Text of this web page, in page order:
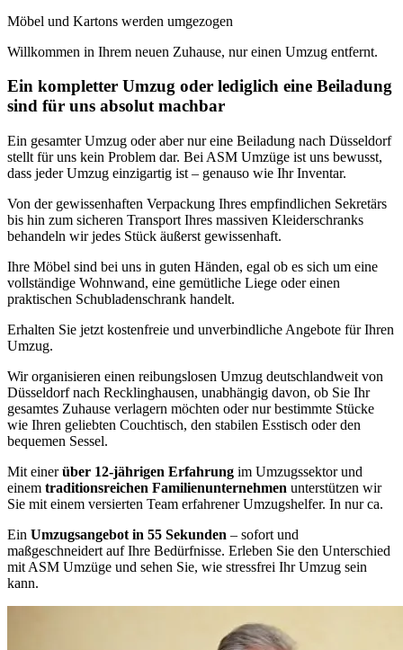
Möbel und Kartons werden umgezogen
Willkommen in Ihrem neuen Zuhause, nur einen Umzug entfernt.
Ein kompletter Umzug oder lediglich eine Beiladung
sind für uns absolut machbar
Ein gesamter Umzug oder aber nur eine Beiladung nach Düsseldorf
stellt für uns kein Problem dar. Bei ASM Umzüge ist uns bewusst,
dass jeder Umzug einzigartig ist – genauso wie Ihr Inventar.
Von der gewissenhaften Verpackung Ihres empfindlichen Sekretärs
bis hin zum sicheren Transport Ihres massiven Kleiderschranks
behandeln wir jedes Stück äußerst gewissenhaft.
Ihre Möbel sind bei uns in guten Händen, egal ob es sich um eine
vollständige Wohnwand, eine gemütliche Liege oder einen
praktischen Schubladenschrank handelt.
Erhalten Sie jetzt kostenfreie und unverbindliche Angebote für Ihren
Umzug.
Wir organisieren einen reibungslosen Umzug deutschlandweit von
Düsseldorf nach Recklinghausen, unabhängig davon, ob Sie Ihr
gesamtes Zuhause verlagern möchten oder nur bestimmte Stücke
wie Ihren geliebten Couchtisch, den stabilen Esstisch oder den
bequemen Sessel.
Mit einerüber 12-jährigen Erfahrung im Umzugssektor und
einem traditionsreichen Familienunternehmen unterstützen wir
Sie mit einem versierten Team erfahrener Umzugshelfer. In nur ca.
Ein Umzugsangebot in 55 Sekunden – sofort und
maßgeschneidert auf Ihre Bedürfnisse. Erleben Sie den Unterschied
mit ASM Umzüge und sehen Sie, wie stressfrei Ihr Umzug sein
kann.